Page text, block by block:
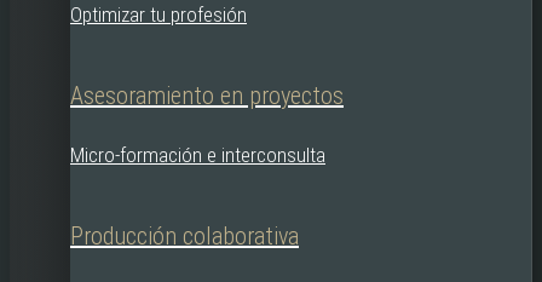
Optimizar tu profesión
Asesoramiento en proyectos
Micro-formación e interconsulta
Producción colaborativa